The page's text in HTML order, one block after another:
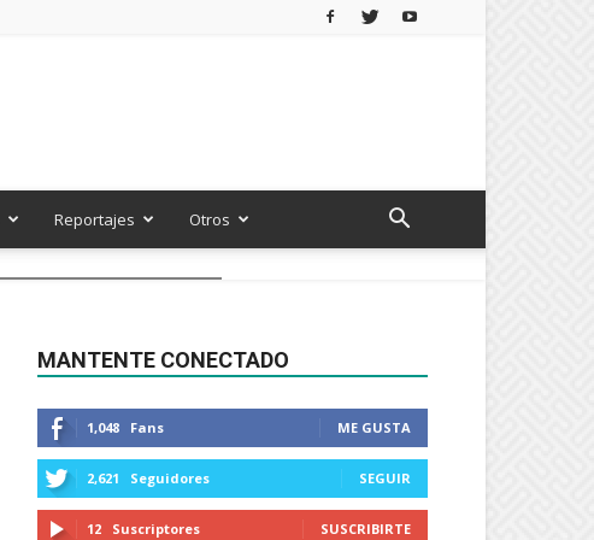
Reportajes Otros
MANTENTE CONECTADO
1,048 Fans ME GUSTA
2,621 Seguidores SEGUIR
12 Suscriptores SUSCRIBIRTE